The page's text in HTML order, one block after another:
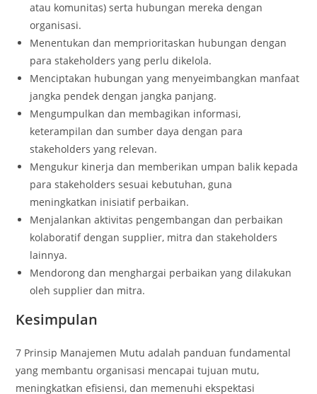
atau komunitas) serta hubungan mereka dengan
organisasi.
Menentukan dan memprioritaskan hubungan dengan
para stakeholders yang perlu dikelola.
Menciptakan hubungan yang menyeimbangkan manfaat
jangka pendek dengan jangka panjang.
Mengumpulkan dan membagikan informasi,
keterampilan dan sumber daya dengan para
stakeholders yang relevan.
Mengukur kinerja dan memberikan umpan balik kepada
para stakeholders sesuai kebutuhan, guna
meningkatkan inisiatif perbaikan.
Menjalankan aktivitas pengembangan dan perbaikan
kolaboratif dengan supplier, mitra dan stakeholders
lainnya.
Mendorong dan menghargai perbaikan yang dilakukan
oleh supplier dan mitra.
Kesimpulan
7 Prinsip Manajemen Mutu adalah panduan fundamental
yang membantu organisasi mencapai tujuan mutu,
meningkatkan efisiensi, dan memenuhi ekspektasi